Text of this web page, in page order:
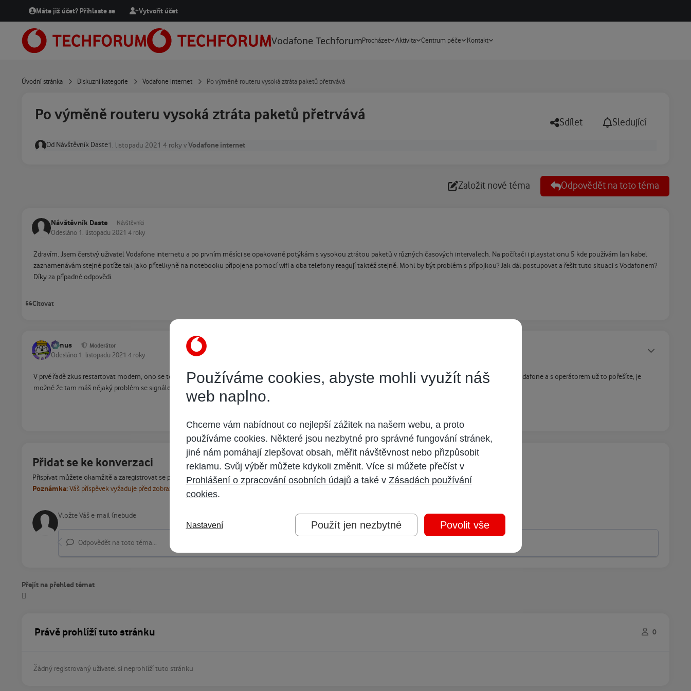
Přejít na obsah
Máte již účet? Přihlaste se Vytvořit účet
Vodafone TechforumProcházet Aktivita Centrum péče Kontakt
Úvodní stránka Diskuzní kategorie Vodafone internet Po výměně routeru vysoká ztráta paketů přetrvává
Po výměně routeru vysoká ztráta paketů přetrvává Sdílet Sledující
Od Návštěvník Daste1. listopadu 2021 4 rokyvVodafone internet
Založit nové téma Odpovědět na toto téma
Návštěvník Daste Návštěvníci
Odesláno 1. listopadu 2021 4 roky
Zdravím. Jsem čerstvý uživatel Vodafone internetu a po prvním měsíci se opakovaně potýkám s vysokou ztrátou paketů v různých časových intervalech. Na počítači i playstationu 5 kde používám lan kabel
zaznamenávám stejné potíže tak jako přítelkyně na notebooku připojena pomocí wifi a oba telefony reagují taktéž stejně. Mohl by být problém s přípojkou? Jak dál postupovat a řešit tuto situaci s Vodafonem?
Díky za případné odpovědi.
Citovat
tomus Moderátor
Odesláno 1. listopadu 2021 4 roky
V prvé řadě zkus restartovat modem, ono se to zdá jako stále opakovaná fráze, ale dost problémů to dokáže vyřešit a když to nezabere tak telefonicky kontaktuj Vodafone a s operátorem už to pořešíte, je
možné že tam máš nějaký problém se signálem.
Přidat se ke konverzaci
Přispívat můžete okamžitě a zaregistrovat se později. Pokud máte účet,přihlaste sea přispívejte pod Vaším účtem.
Poznámka:Váš příspěvek vyžaduje před zobrazením schválení moderátorem.
Odpovědět na toto téma...
Přejít na přehled témat
Právě prohlíží tuto stránku 0
Žádný registrovaný uživatel si neprohlíží tuto stránku
Používáme cookies, abyste mohli využít náš
web naplno.
Chceme vám nabídnout co nejlepší zážitek na našem webu, a proto
používáme cookies. Některé jsou nezbytné pro správné fungování stránek,
jiné nám pomáhají zlepšovat obsah, měřit návštěvnost nebo přizpůsobit
reklamu. Svůj výběr můžete kdykoli změnit. Více si můžete přečíst v
Prohlášení o zpracování osobních údajů a také v Zásadách používání
cookies.
Použít jen nezbytné Povolit vše
Nastavení